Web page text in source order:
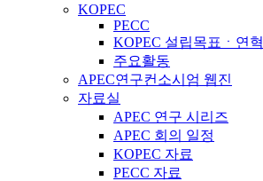
KOPEC
PECC
KOPEC 설립목표ㆍ연혁
주요활동
APEC연구컨소시엄 웹진
자료실
APEC 연구 시리즈
APEC 회의 일정
KOPEC 자료
PECC 자료